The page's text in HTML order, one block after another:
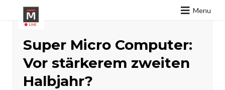
Menu
Super Micro Computer:
Vor stärkerem zweiten
Halbjahr?